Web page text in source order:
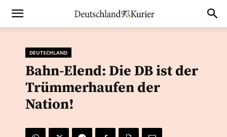
DEUTSCHLAND
Bahn-Elend: Die DB ist der
Trümmerhaufen der
Nation!